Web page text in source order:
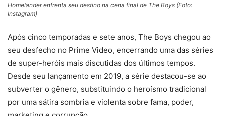
Homelander enfrenta seu destino na cena final de The Boys (Foto:
Instagram)
Após cinco temporadas e sete anos, The Boys chegou ao
seu desfecho no Prime Video, encerrando uma das séries
de super-heróis mais discutidas dos últimos tempos.
Desde seu lançamento em 2019, a série destacou-se ao
subverter o gênero, substituindo o heroísmo tradicional
por uma sátira sombria e violenta sobre fama, poder,